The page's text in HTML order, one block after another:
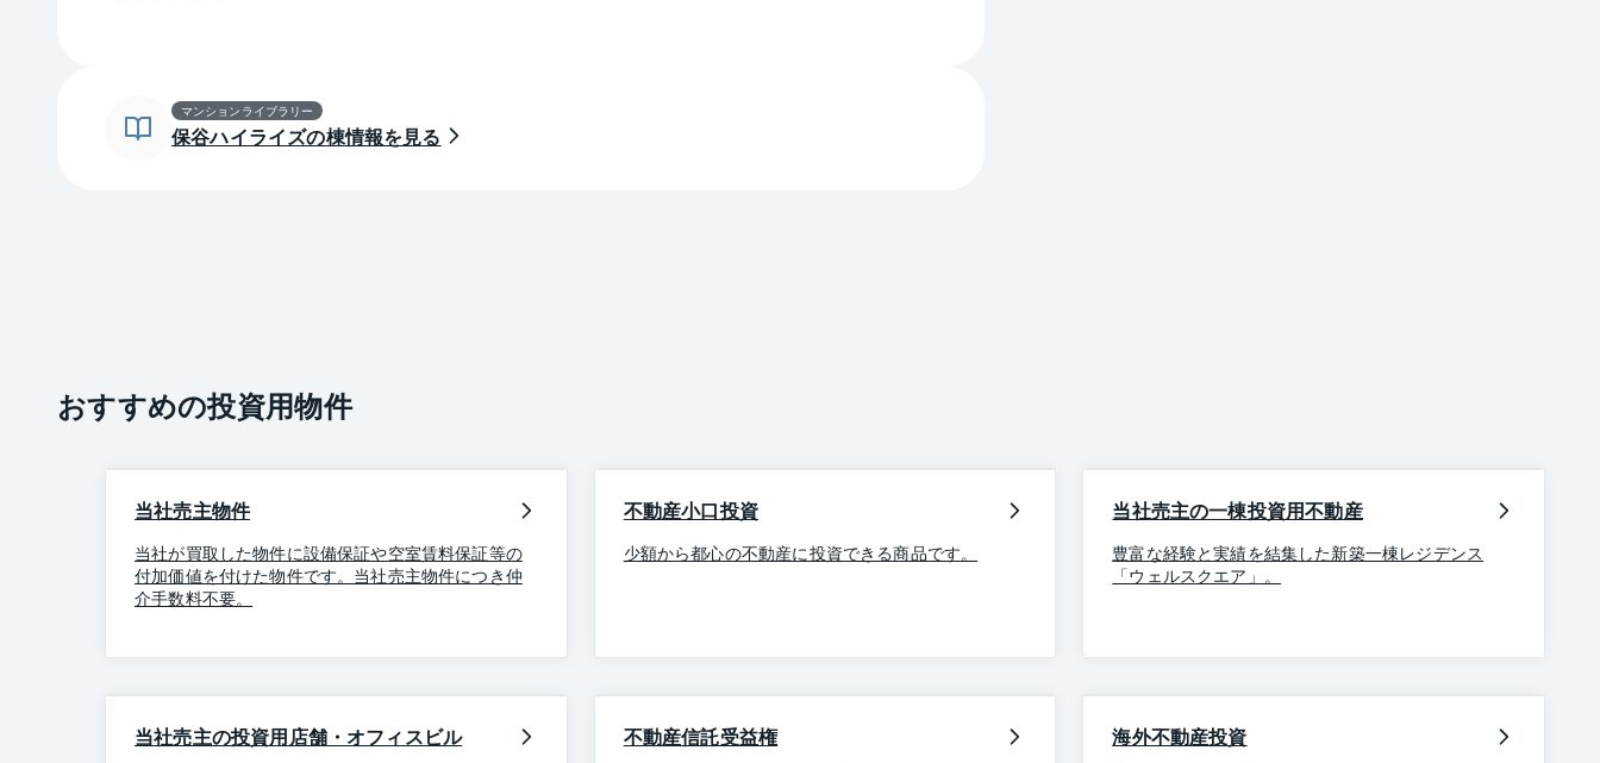
マンションライブラリー
保谷ハイライズの棟情報を見る
おすすめの投資用物件
当社売主物件
当社が買取した物件に設備保証や空室賃料保証等の
付加価値を付けた物件です。当社売主物件につき仲
介手数料不要。
不動産小口投資
少額から都心の不動産に投資できる商品です。
当社売主の一棟投資用不動産
豊富な経験と実績を結集した新築一棟レジデンス
「ウェルスクエア」。
当社売主の投資用店舗・オフィスビル 不動産信託受益権 海外不動産投資